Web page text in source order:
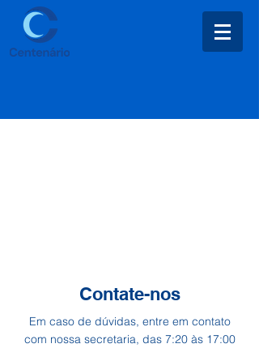
Contate-nos
Em caso de dúvidas, entre em contato
com nossa secretaria, das 7:20 às 17:00